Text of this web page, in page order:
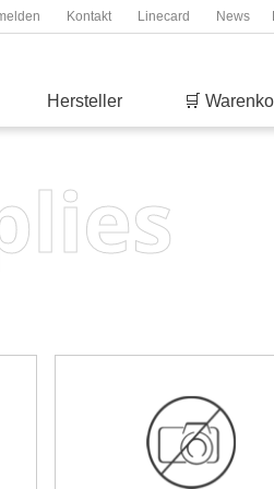
Kontakt Linecard News
Hersteller 🛒